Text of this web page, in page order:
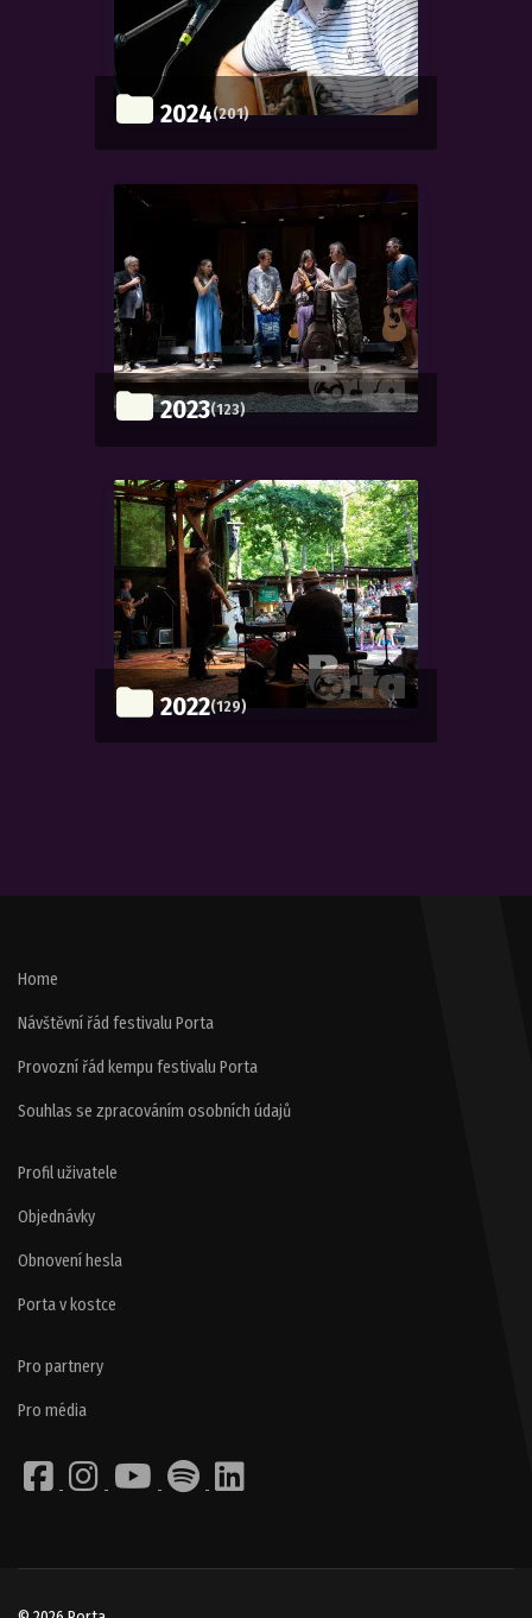
2024(201)
2023(123)
2022(129)
Home
Návštěvní řád festivalu Porta
Provozní řád kempu festivalu Porta
Souhlas se zpracováním osobních údajů
Profil uživatele
Objednávky
Obnovení hesla
Porta v kostce
Pro partnery
Pro média